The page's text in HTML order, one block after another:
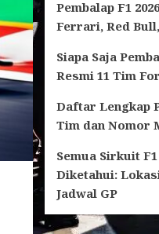
Pembalap F1
Ferrari, Red
Siapa Saja
Resmi 11 Tim
Daftar Lengkap
Tim dan Nomor
Semua Sirkuit
Diketahui:
Jadwal GP